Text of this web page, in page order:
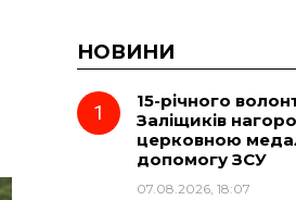
НОВИНИ
15-річного
Заліщиків
церковною
допомогу ЗСУ
07.08.2026, 18:07